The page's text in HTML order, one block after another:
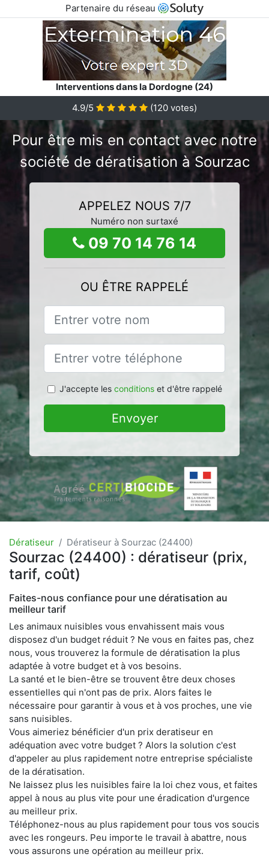
Partenaire du réseau
Interventions dans la Dordogne (24)
4.9/5
(120 votes)
Pour être mis en contact avec notre
société de dératisation à Sourzac
APPELEZ NOUS 7/7
Numéro non surtaxé
09 70 14 76 14
OU ÊTRE RAPPELÉ
J'accepte les conditionset d'être rappelé
Envoyer
Dératiseur Dératiseur à Sourzac (24400)
Sourzac (24400) : dératiseur (prix,
tarif, coût)
Faites-nous confiance pour une dératisation au
meilleur tarif
Les animaux nuisibles vous envahissent mais vous
disposez d'un budget réduit ? Ne vous en faites pas, chez
nous, vous trouverez la formule de dératisation la plus
adaptée à votre budget et à vos besoins.
La santé et le bien-être se trouvent être deux choses
essentielles qui n'ont pas de prix. Alors faites le
nécessaire pour garantir à vous et à vos proches, une vie
sans nuisibles.
Vous aimeriez bénéficier d'un prix deratiseur en
adéquation avec votre budget ? Alors la solution c'est
d'appeler au plus rapidement notre entreprise spécialiste
de la dératisation.
Ne laissez plus les nuisibles faire la loi chez vous, et faites
appel à nous au plus vite pour une éradication d'urgence
au meilleur prix.
Téléphonez-nous au plus rapidement pour tous vos soucis
avec les rongeurs. Peu importe le travail à abattre, nous
vous assurons une opération au meilleur prix.